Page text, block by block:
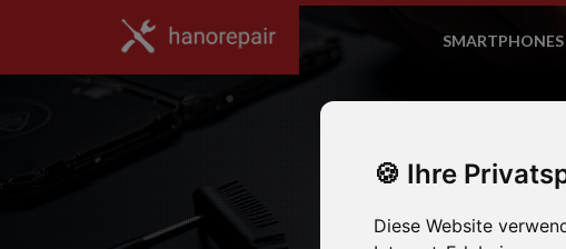
Ihre
Diese Website
SMARTPHONES